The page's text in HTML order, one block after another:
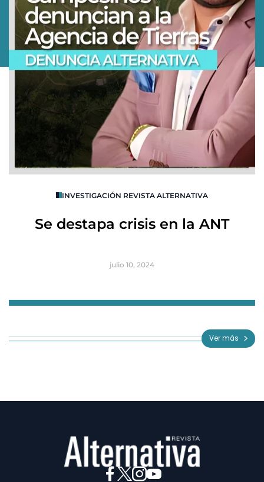
INVESTIGACIÓN REVISTA ALTERNATIVA
Se destapa crisis en la ANT
julio 10, 2024
3
Ver más